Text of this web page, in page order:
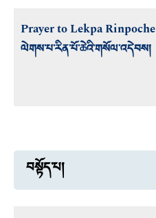
Prayer to Lekpa Rinpoche
ལེགས་པ་རིན་པོ་ཆེའི་གསོལ་འདེབས།
བསྟོད་པ།